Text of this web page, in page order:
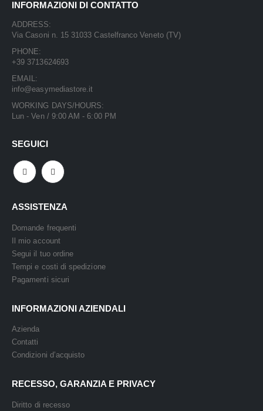
INFORMAZIONI DI CONTATTO
ADDRESS:
Via Casoni n. 15 31033 Castelfranco Veneto (TV)
PHONE:
+39 3713624693
EMAIL:
info@easymediastore.it
WORKING DAYS/HOURS:
Lun - Ven / 9:00 AM - 6:00 PM
SEGUICI
ASSISTENZA
Domande frequenti
Il mio account
Segui il tuo ordine
Tempi e costi di spedizione
Pagamenti sicuri
INFORMAZIONI AZIENDALI
Azienda
Contatti
Condizioni d’acquisto
RECESSO, GARANZIA E PRIVACY
Diritto di recesso